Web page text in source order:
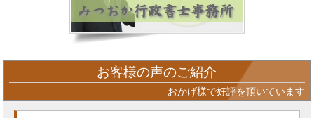
お客様の声のご紹介
おかげ様で好評を頂いています